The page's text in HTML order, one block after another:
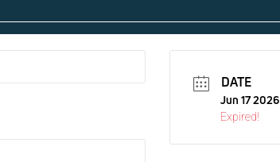
DATE
Jun 17 2026
Expired!